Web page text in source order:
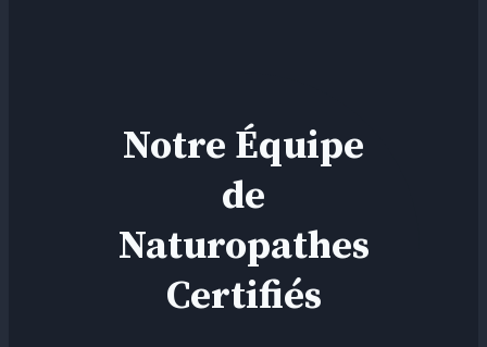
Notre Équipe
de
Naturopathes
Certifiés